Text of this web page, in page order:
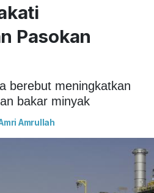
Pasokan
berebut meningkatkan
bakar minyak
Amrullah